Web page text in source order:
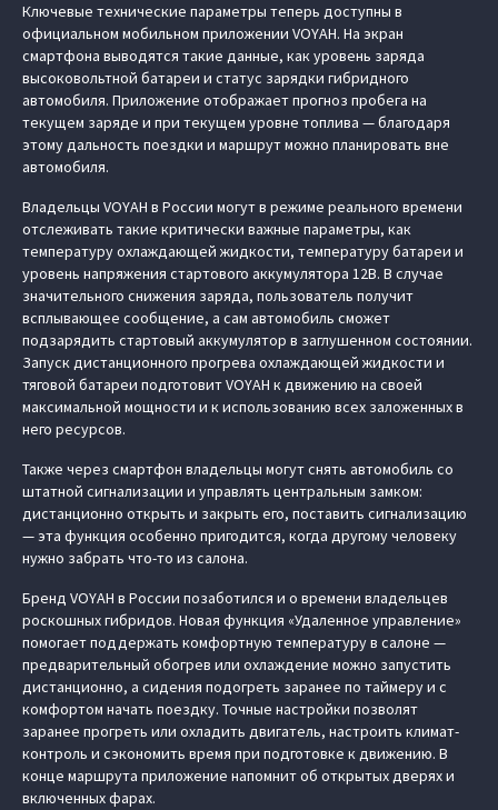
Ключевые технические параметры теперь доступны в
официальном мобильном приложении VOYAH. На экран
смартфона выводятся такие данные, как уровень заряда
высоковольтной батареи и статус зарядки гибридного
автомобиля. Приложение отображает прогноз пробега на
текущем заряде и при текущем уровне топлива — благодаря
этому дальность поездки и маршрут можно планировать вне
автомобиля.
Владельцы VOYAH в России могут в режиме реального времени
отслеживать такие критически важные параметры, как
температуру охлаждающей жидкости, температуру батареи и
уровень напряжения стартового аккумулятора 12В. В случае
значительного снижения заряда, пользователь получит
всплывающее сообщение, а сам автомобиль сможет
подзарядить стартовый аккумулятор в заглушенном состоянии.
Запуск дистанционного прогрева охлаждающей жидкости и
тяговой батареи подготовит VOYAH к движению на своей
максимальной мощности и к использованию всех заложенных в
него ресурсов.
Также через смартфон владельцы могут снять автомобиль со
штатной сигнализации и управлять центральным замком:
дистанционно открыть и закрыть его, поставить сигнализацию
— эта функция особенно пригодится, когда другому человеку
нужно забрать что-то из салона.
Бренд VOYAH в России позаботился и о времени владельцев
роскошных гибридов. Новая функция «Удаленное управление»
помогает поддержать комфортную температуру в салоне —
предварительный обогрев или охлаждение можно запустить
дистанционно, а сидения подогреть заранее по таймеру и с
комфортом начать поездку. Точные настройки позволят
заранее прогреть или охладить двигатель, настроить климат-
контроль и сэкономить время при подготовке к движению. В
конце маршрута приложение напомнит об открытых дверях и
включенных фарах.